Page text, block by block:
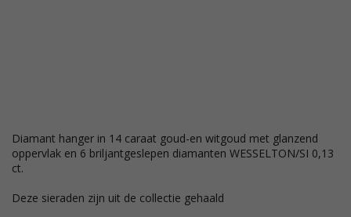
diamant hanger in 14 caraat goud-en witgoud met glanzend
oppervlak en 6 briljantgeslepen diamanten WESSELTON/SI 0,13
ct.
Deze sieraden zijn uit de collectie gehaald